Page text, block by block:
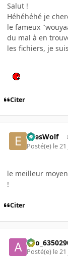
Salut !
Héhéhéhé je
le fameux
du mal à en
les fichiers, je
Citer
EyesWolf
Posté(e) le
le meilleur
!
Citer
Posté(e) le